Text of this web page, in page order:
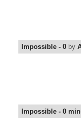
Impossible - 0 by
Impossible - 0